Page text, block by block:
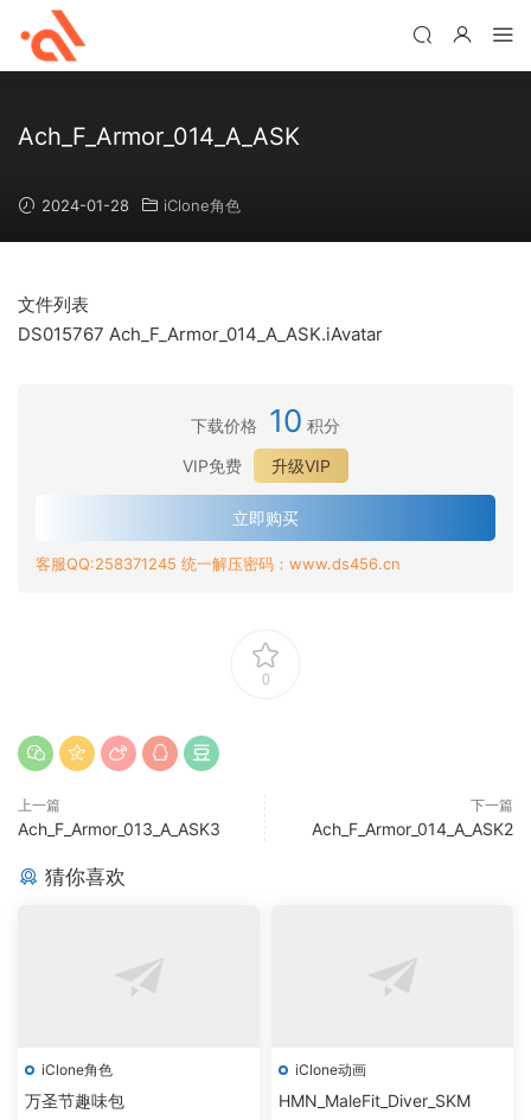
Ach_F_Armor_014_A_ASK
2024-01-28 iClone角色
文件列表
DS015767 Ach_F_Armor_014_A_ASK.iAvatar
下载价格 10 积分
VIP免费
升级VIP
立即购买
客服QQ:258371245 统一解压密码：www.ds456.cn
0
上一篇
Ach_F_Armor_013_A_ASK3
下一篇
Ach_F_Armor_014_A_ASK2
猜你喜欢
iClone角色
万圣节趣味包
iClone动画
HMN_MaleFit_Diver_SKM